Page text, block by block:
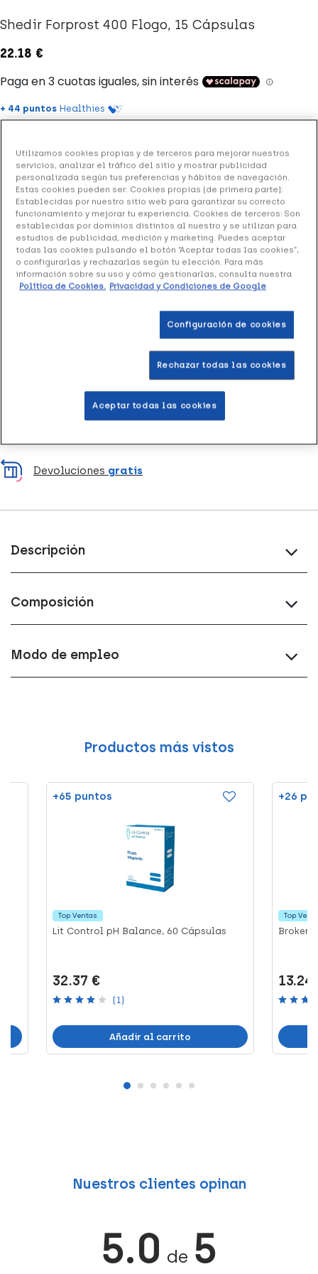
Shedir Forprost 400 Flogo, 15 Cápsulas
22.18 €
+ 44 puntos Healthies
Shedir Forprost 400 Flogoes un complemento alimenticio
a base de minerales y extractos vegetales.
Formato: envase de 15 cápsulas.
Añadir a la Wishlist
Entrega rápida y gratuitaen farmacia
Envío a domicilioen 24-48h laborables
Devoluciones gratis
Descripción
Composición
Modo de empleo
Productos más vistos
+65 puntos
Top Ventas
Lit Control pH Balance, 60 Cápsulas
32.37 €
(1)
Añadir al carrito
+26
Top
Broken,
13.24
Nuestros clientes opinan
5.0 de 5
Utilizamos cookies propias y de terceros para mejorar nuestros
servicios, analizar el tráfico del sitio y mostrar publicidad
personalizada según tus preferencias y hábitos de navegación.
Estas cookies pueden ser: Cookies propias (de primera parte):
Establecidas por nuestro sitio web para garantizar su correcto
funcionamiento y mejorar tu experiencia. Cookies de terceros: Son
establecidas por dominios distintos al nuestro y se utilizan para
estudios de publicidad, medición y marketing. Puedes aceptar
todas las cookies pulsando el botón “Aceptar todas las cookies”,
o configurarlas y rechazarlas según tu elección. Para más
información sobre su uso y cómo gestionarlas, consulta nuestra
Política de Cookies. Privacidad y Condiciones de Google
Configuración de cookies
Rechazar todas las cookies
Aceptar todas las cookies